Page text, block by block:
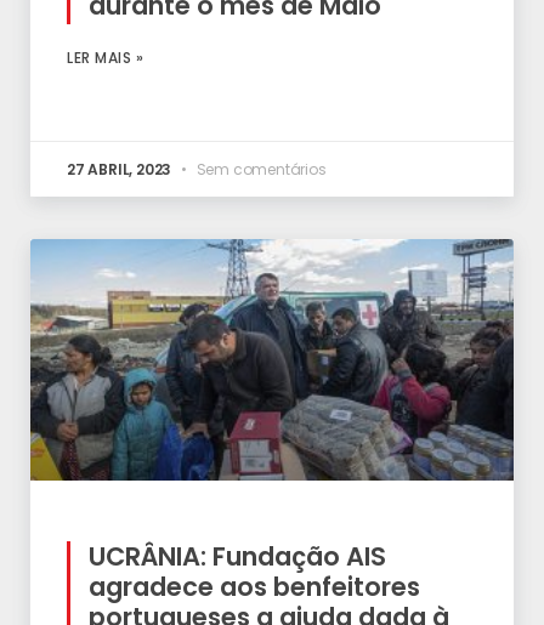
LER MAIS »
27 ABRIL, 2023 Sem comentários
UCRÂNIA: Fundação AIS
agradece aos benfeitores
portugueses a ajuda dada à